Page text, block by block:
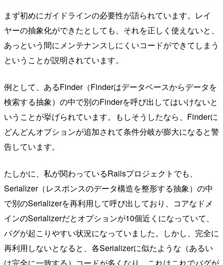
まず初めにガイドラインの必要性が語られています。レイ
ヤーの抽象化ができたとしても、それを正しく使えないと、
あっという間にメンテナンスしにくいコードができてしまう
ということが説明されています。
例として、あるFinder（Finderはデータベースからデータを
検索する抽象）の中で別のFinderを呼び出してはいけないと
いうことが挙げられています。もしそうしたなら、Finderに
どんどんオプションが追加されて条件分岐が膨大になると警
告しています。
たしかに、私が関わっているRailsプロジェクトでも、
Serializer（レスポンスのデータ構造を整形する抽象）の中
で別のSerializerを再利用して呼び出しており、コアなドメ
インのSerializerだとオプションが10個近くになっていて、
バグが起こりやすい状況になっていました。しかし、完全に
再利用しないとなると、各Serializerに似たような（あるい